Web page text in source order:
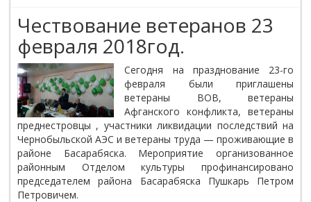
Чествование ветеранов 23
февраля 2018год.
Сегодня на празднование 23-го
февраля были приглашены
ветераны ВОВ, ветераны
Афганского конфликта, ветераны
преднестровцы , участники ликвидации последствий на
Чернобыльской АЭС и ветераны труда — проживающие в
районе Басарабяска. Мероприятие организованное
районным Отделом культуры профинансировано
председателем района Басарабяска Пушкарь Петром
Петровичем.